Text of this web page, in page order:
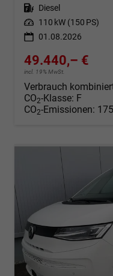
Kraftstoff Diesel
Leistung 110 kW (150 PS)
01.08.2026
49.440,– €
incl. 19% MwSt.
Verbrauch
CO2-Klasse: F
CO2-Emissionen: